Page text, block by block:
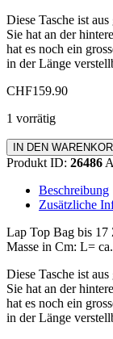
Diese Tasche ist
Sie hat an der
hat es noch ein
in der Länge
CHF159.90
1 vorrätig
Laptop
Bag
Futter
Menge
IN DEN
Produkt ID: 26486
Beschreibung
Zusätzliche
Lap Top Bag bis 17
Masse in Cm: L=
Diese Tasche ist
Sie hat an der
hat es noch ein
in der Länge